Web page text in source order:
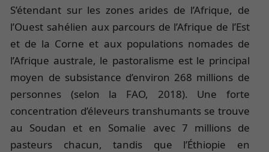
S’étendant sur les zones arides de l’Afrique, de
l’Ouest sahélien aux parcours de l’Afrique de l’Est
et de la Corne et aux populations nomades de
l’Afrique australe, le pastoralisme est le principal
moyen de subsistance d’environ 268 millions de
personnes (selon la FAO, 2018). Une forte
concentration d’éleveurs transhumants se trouve
au Soudan et en Somalie avec 7 millions de
pasteurs chacun, tandis que l’Éthiopie en